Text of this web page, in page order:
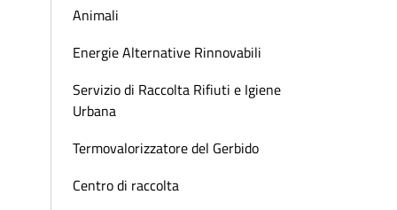
Animali
Energie Alternative Rinnovabili
Servizio di Raccolta Rifiuti e Igiene
Urbana
Termovalorizzatore del Gerbido
Centro di raccolta